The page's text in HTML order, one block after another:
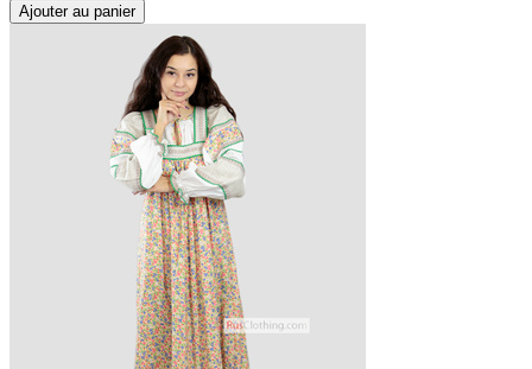
Ajouter au panier